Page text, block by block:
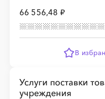
66 556,48 ₽
В
Услуги поставки
учреждения